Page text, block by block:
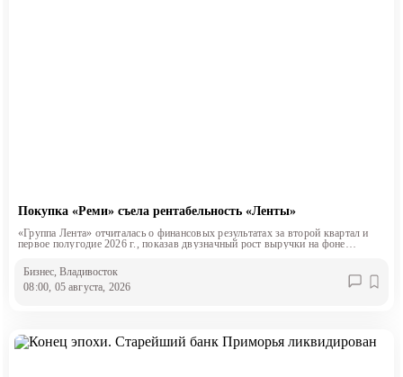
Покупка «Реми» съела рентабельность «Ленты»
«Группа Лента» отчиталась о финансовых результатах за второй квартал и
первое полугодие 2026 г., показав двузначный рост выручки на фоне
Бизнес, Владивосток
08:00, 05 августа, 2026